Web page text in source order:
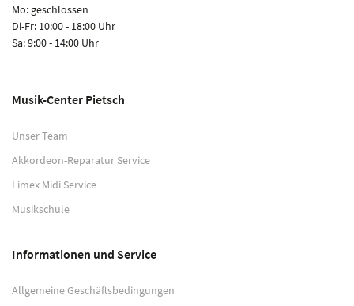
Mo: geschlossen
Di-Fr: 10:00 - 18:00 Uhr
Sa: 9:00 - 14:00 Uhr
Musik-Center Pietsch
Unser Team
Akkordeon-Reparatur Service
Limex Midi Service
Musikschule
Informationen und Service
Allgemeine Geschäftsbedingungen